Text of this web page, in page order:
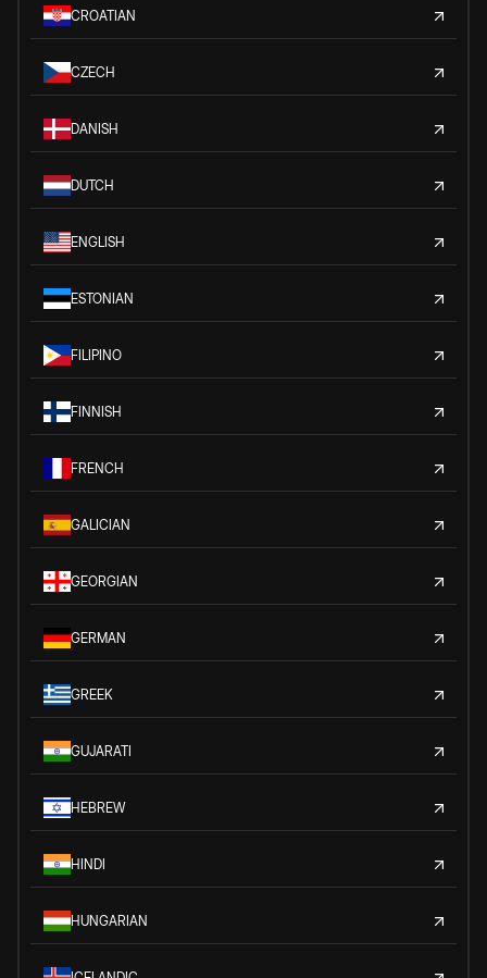
CROATIAN
CZECH
DANISH
DUTCH
ENGLISH
ESTONIAN
FILIPINO
FINNISH
FRENCH
GALICIAN
GEORGIAN
GERMAN
GREEK
GUJARATI
HEBREW
HINDI
HUNGARIAN